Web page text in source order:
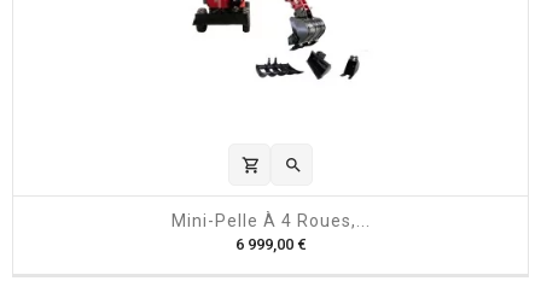
shopping_cart 
Mini-Pelle À 4 Roues,...
6 999,00 €P